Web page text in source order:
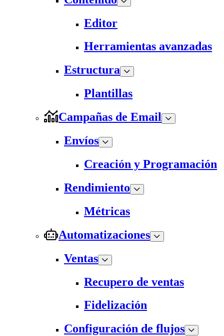
Editor
Herramientas avanzadas
Estructura
Plantillas
Campañas de Email
Envíos
Creación y Programación
Rendimiento
Métricas
Automatizaciones
Ventas
Recupero de ventas
Fidelización
Configuración de flujos